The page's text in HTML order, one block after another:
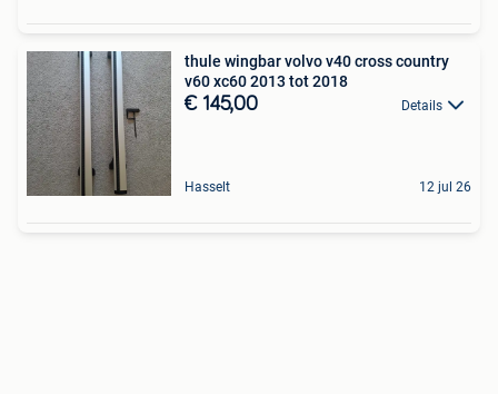
thule wingbar volvo v40 cross country
v60 xc60 2013 tot 2018
€ 145,00 Details
Hasselt 12 jul 26